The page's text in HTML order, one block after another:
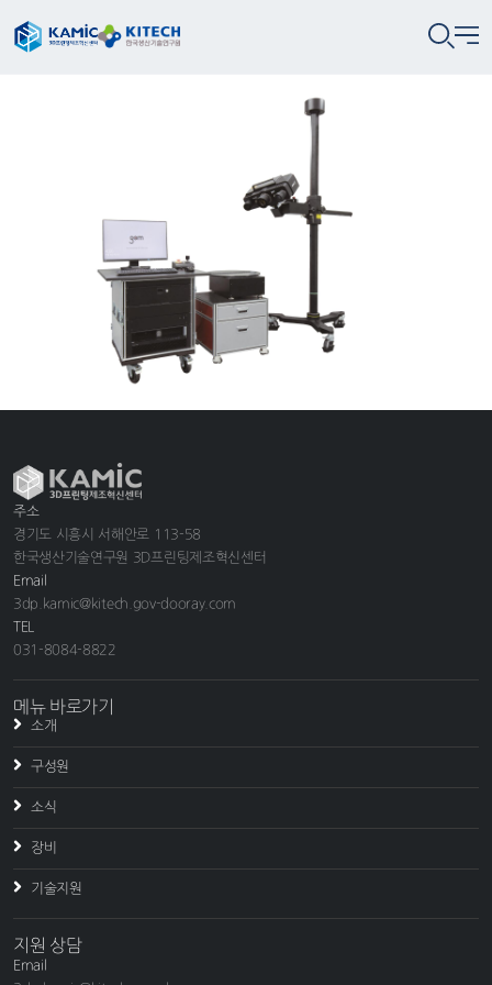
주소
경기도 시흥시 서해안로 113-58
한국생산기술연구원 3D프린팅제조혁신센터
Email
3dp.kamic@kitech.gov-dooray.com
TEL
031-8084-8822
메뉴 바로가기
소개
구성원
소식
장비
기술지원
지원 상담
Email